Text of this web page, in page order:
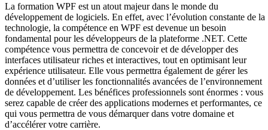
La formation WPF est un atout majeur dans le monde du
développement de logiciels. En effet, avec l’évolution constante de la
technologie, la compétence en WPF est devenue un besoin
fondamental pour les développeurs de la plateforme .NET. Cette
compétence vous permettra de concevoir et de développer des
interfaces utilisateur riches et interactives, tout en optimisant leur
expérience utilisateur. Elle vous permettra également de gérer les
données et d’utiliser les fonctionnalités avancées de l’environnement
de développement. Les bénéfices professionnels sont énormes : vous
serez capable de créer des applications modernes et performantes, ce
qui vous permettra de vous démarquer dans votre domaine et
d’accélérer votre carrière.